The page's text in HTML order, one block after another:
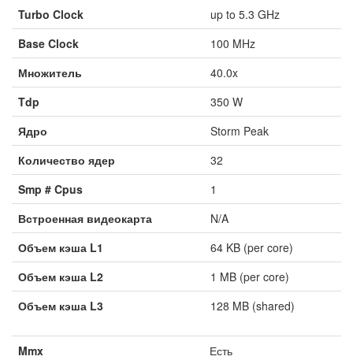
Turbo Clock
up to 5.3 GHz
Base Clock
100 MHz
Множитель
40.0x
Tdp
350 W
Ядро
Storm Peak
Количество ядер
32
Smp # Cpus
1
Встроенная видеокарта
N/A
Объем кэша L1
64 KB (per core)
Объем кэша L2
1 MB (per core)
Объем кэша L3
128 MB (shared)
Mmx
Есть